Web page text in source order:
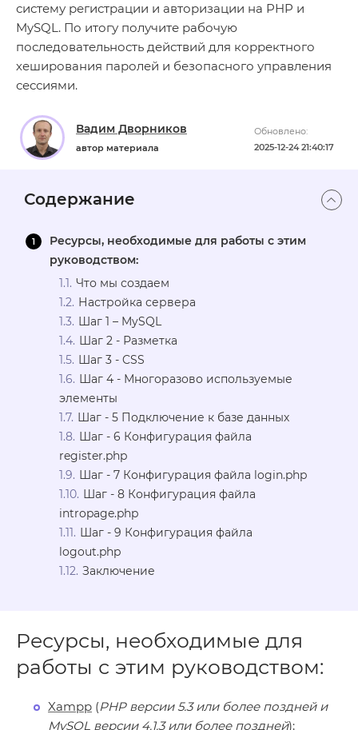
систему регистрации и авторизации на PHP и
MySQL. По итогу получите рабочую
последовательность действий для корректного
хеширования паролей и безопасного управления
сессиями.
Обновлено:
2025-12-24 21:40:17
Вадим Дворников
автор материала
Содержание
Ресурсы, необходимые для работы с этим
руководством:
Что мы создаем
Настройка сервера
Шаг 1 – MySQL
Шаг 2 - Разметка
Шаг 3 - CSS
Шаг 4 - Многоразово используемые
элементы
Шаг - 5 Подключение к базе данных
Шаг - 6 Конфигурация файла
register.php
Шаг - 7 Конфигурация файла login.php
Шаг - 8 Конфигурация файла
intropage.php
Шаг - 9 Конфигурация файла
logout.php
Заключение
Ресурсы, необходимые для
работы с этим руководством:
Xampp (PHP версии 5.3 или более поздней и
MySQL версии 4.1.3 или более поздней);